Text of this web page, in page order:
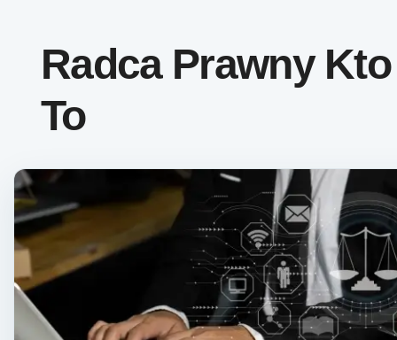
Radca Prawny Kto
To